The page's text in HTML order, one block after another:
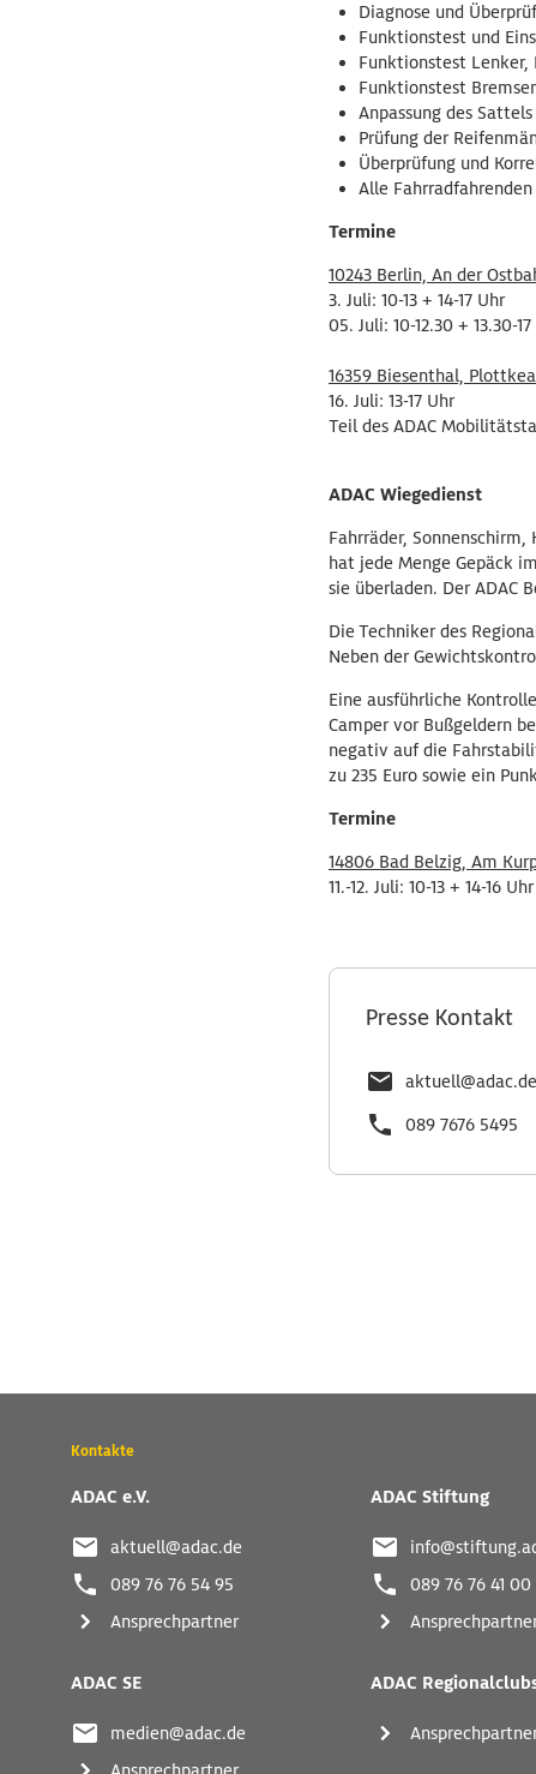
Diagnose und
Funktionstest und
Funktionstest Lenker,
Funktionstest
Anpassung des
Prüfung der
Überprüfung und
Alle
Termine
10243 Berlin, An der
3. Juli: 10-13 + 14-17 Uhr
05. Juli: 10-12.30 + 13.30-
16359 Biesenthal,
16. Juli: 13-17 Uhr
Teil des ADAC
ADAC Wiegedienst
Fahrräder,
hat jede Menge Gepäck
sie überladen. Der ADAC
Die Techniker des
Neben der
Eine ausführliche
Camper vor Bußgeldern
negativ auf die
zu 235 Euro sowie ein
Termine
14806 Bad Belzig, Am
11.-12. Juli: 10-13 + 14-16 Uhr
Presse Kontakt
aktuell@adac.de
089 7676 5495
Wichtige
und
Links
Kontakte
ADAC e.V.
aktuell@adac.de
089 76 76 54 95
Ansprechpartner
ADAC Stiftung
089 76 76 41 00
ADAC SE
medien@adac.de
ADAC